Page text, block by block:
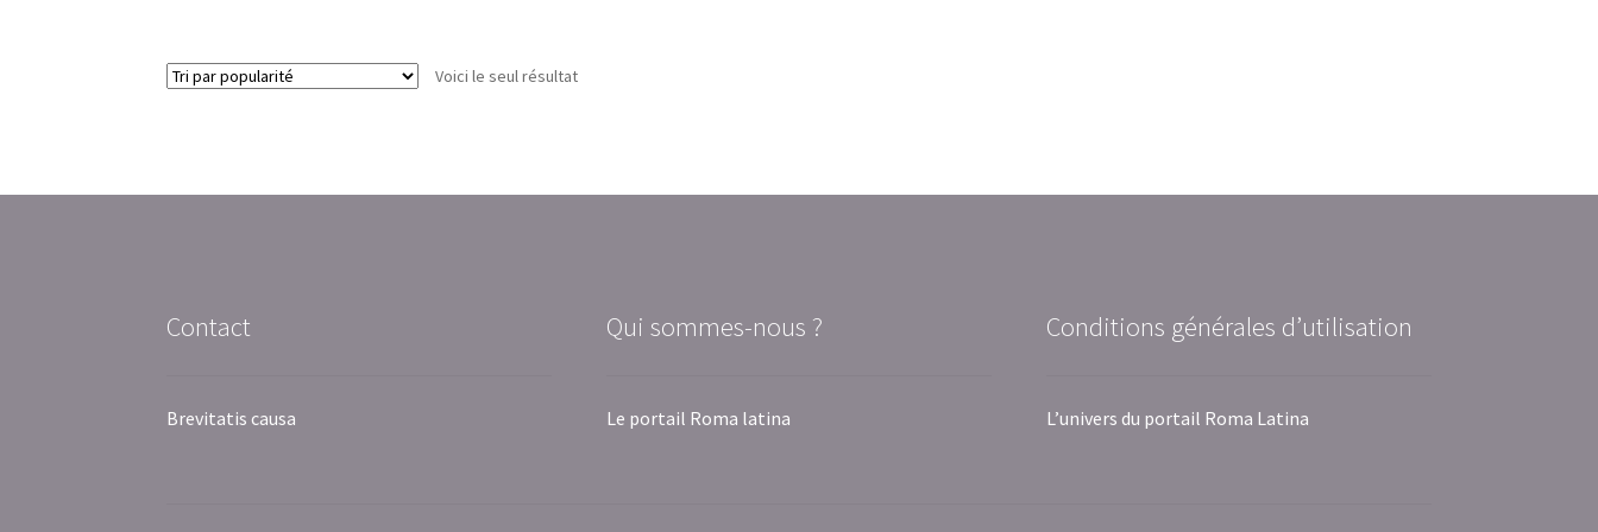
Voici le seul résultat
Contact
Brevitatis causa
Qui sommes-nous ?
Le portail Roma latina
Conditions générales d’utilisation
L’univers du portail Roma Latina